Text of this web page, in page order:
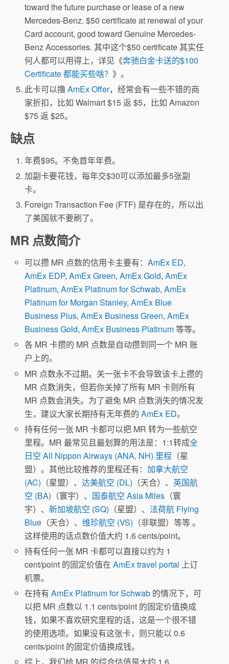
toward the future purchase or lease of a new
Mercedes-Benz. $50 certificate at renewal of your
Card account, good toward Genuine Mercedes-
Benz Accessories. 其中这个$50 certificate 其实任
何人都可以用得上，详见《奔驰白金卡送的$100
Certificate 都能买些啥？》。
此卡可以撸AmEx Offer，经常会有一些不错的商
家折扣，比如 Walmart $15 返 $5，比如 Amazon
$75 返 $25。
缺点
年费$95。不免首年年费。
加副卡要花钱，每年交$30可以添加最多5张副
卡。
Foreign Transaction Fee (FTF) 是存在的，所以出
了美国就不要刷了。
MR 点数简介
可以攒 MR 点数的信用卡主要有：AmEx ED,
AmEx EDP,AmEx Green,AmEx Gold,AmEx
Platinum,AmEx Platinum for Schwab,AmEx
Platinum for Morgan Stanley,AmEx Blue
Business Plus,AmEx Business Green,AmEx
Business Gold,AmEx Business Platinum等等。
各 MR 卡攒的 MR 点数是自动攒到同一个 MR 账
户上的。
MR 点数永不过期。关一张卡不会导致该卡上攒的
MR 点数消失，但若你关掉了所有 MR 卡则所有
MR 点数会消失。为了避免 MR 点数消失的情况发
生，建议大家长期持有无年费的AmEx ED。
持有任何一张 MR 卡都可以把 MR 转为一些航空
里程。MR 最常见且最划算的用法是：1:1转成全
日空 All Nippon Airways (ANA, NH) 里程 （星
盟）。其他比较推荐的里程还有：加拿大航空
(AC) （星盟）、达美航空 (DL) （天合）、 英国航
空 (BA) （寰宇）、 国泰航空 Asia Miles （寰
宇）、新加坡航空 (SQ) （星盟）、法荷航 Flying
Blue （天合）、维珍航空 (VS) （非联盟）等等 。
这样使用的话点数价值大约 1.6 cents/point。
持有任何一张 MR 卡都可以直接以约为 1
cent/point 的固定价值在AmEx travel portal 上订
机票。
在持有AmEx Platinum for Schwab 的情况下，可
以把 MR 点数以 1.1 cents/point 的固定价值换成
钱，如果不喜欢研究里程的话，这是一个很不错
的使用选项。如果没有这张卡，则只能以 0.6
cents/point 的固定价值换成钱。